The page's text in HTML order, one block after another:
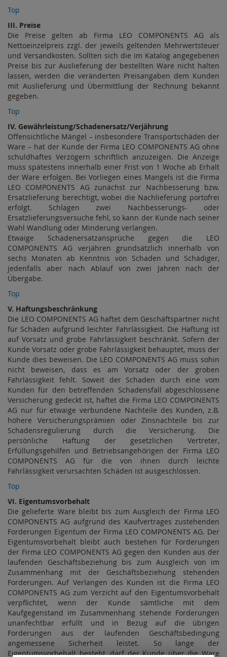
Top
III. Preise
Die Preise gelten ab Firma LEO COMPONENTS AG als
Nettoeinzelpreis zzgl. der jeweils geltenden Mehrwertsteuer
und Versandkosten. Sollten sich die im Katalog angegebenen
Preise bis zur Auslieferung der bestellten Ware nicht halten
lassen, werden die veränderten Preisangaben dem Kunden
mit Auslieferung und Übermittlung der Rechnung bekannt
gegeben.
Top
IV. Gewährleistung/Schadenersatz/Verjährung
Offensichtliche Mängel – insbesondere Transportschäden der
Ware – hat der Kunde der Firma LEO COMPONENTS AG ohne
schuldhaftes Verzögern schriftlich anzuzeigen. Die Anzeige
muss spätestens innerhalb einer Frist von 1 Woche ab Erhalt
der Ware erfolgen. Bei Vorliegen eines Mangels ist die Firma
LEO COMPONENTS AG zunächst zur Nachbesserung bzw.
Ersatzlieferung berechtigt, wobei die Nachlieferung portofrei
erfolgt. Schlagen zwei Nachbesserungs- oder
Ersatzlieferungsversuche fehl, so kann der Kunde nach seiner
Wahl Wandlung oder Minderung verlangen.
Etwaige Schadenersatzansprüche gegen die LEO
COMPONENTS AG verjähren grundsätzlich innerhalb von
sechs Monaten ab Kenntnis von Schaden und Schädiger,
jedenfalls aber nach Ablauf von zwei Jahren nach der
Übergabe.
Top
V. Haftungsbeschränkung
Die LEO COMPONENTS AG haftet dem Geschäftspartner nicht
für Schäden aufgrund leichter Fahrlässigkeit. Die Haftung ist
auf Vorsatz und grobe Fahrlässigkeit beschränkt. Sofern der
Kunde Vorsatz oder grobe Fahrlässigkeit behauptet, muss der
Kunde dies beweisen. Die LEO COMPONENTS AG muss sohin
nicht beweisen, dass es am Vorsatz oder der groben
Fahrlässigkeit fehlt. Soweit der Schaden durch eine vom
Kunden für den betreffenden Schadensfall abgeschlossene
Versicherung gedeckt ist, haftet die Firma LEO COMPONENTS
AG nur für etwaige verbundene Nachteile des Kunden, z.B.
höhere Versicherungsprämien oder Zinsnachteile bis zur
Schadensregulierung durch die Versicherung. Die
persönliche Haftung der gesetzlichen Vertreter,
Erfüllungsgehilfen und Betriebsangehörigen der Firma LEO
COMPONENTS AG für die von ihnen durch leichte
Fahrlässigkeit verursachten Schäden ist ausgeschlossen.
Top
VI. Eigentumsvorbehalt
Die gelieferte Ware bleibt bis zum Ausgleich der Firma LEO
COMPONENTS AG aufgrund des Kaufvertrages zustehenden
Forderungen Eigentum der Firma LEO COMPONENTS AG. Der
Eigentumsvorbehalt bleibt auch bestehen für Forderungen
der Firma LEO COMPONENTS AG gegen den Kunden aus der
laufenden Geschäftsbeziehung bis zum Ausgleich von im
Zusammenhang mit der Geschäftsbeziehung stehenden
Forderungen. Auf Verlangen des Kunden ist die Firma LEO
COMPONENTS AG zum Verzicht auf den Eigentumsvorbehalt
verpflichtet, wenn der Kunde sämtliche mit dem
Kaufgegenstand im Zusammenhang stehende Forderungen
unanfechtbar erfüllt und in Bezug auf die übrigen
Forderungen aus der laufenden Geschäftsbedingung
angemessene Sicherheit leistet. So lange der
Eigentumsvorbehalt besteht, darf der Kunde über die Ware